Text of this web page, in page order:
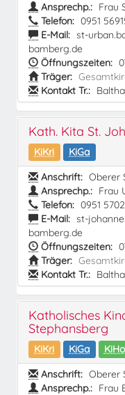
Ansprechp.: Frau
Telefon: 0951
E-Mail: st-
bamberg.de
Öffnungszeiten:
Träger:
Kontakt Tr.:
Kath. Kita St.
KiKri
KiGa
Anschrift: Oberer
Ansprechp.: Frau
Telefon: 0951
E-Mail: st-
bamberg.de
Öffnungszeiten:
Träger:
Kontakt Tr.:
Katholisches
Stephansberg
KiKri KiGa
KiHo
Anschrift: Oberer
Ansprechp.: Frau